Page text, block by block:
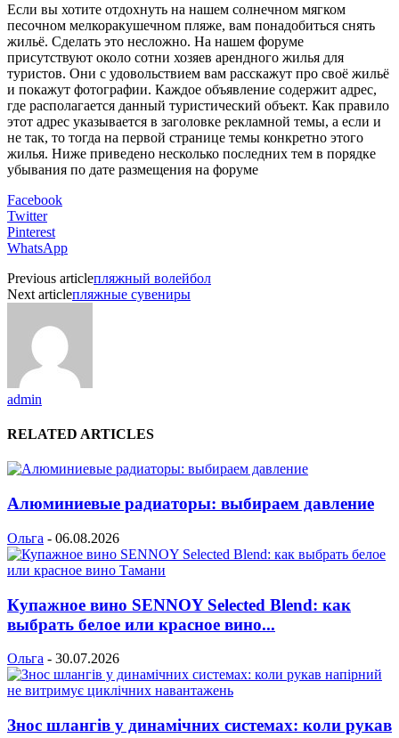
Если вы хотите отдохнуть на нашем солнечном мягком
песочном мелкоракушечном пляже, вам понадобиться снять
жильё. Сделать это несложно. На нашем форуме
присутствуют около сотни хозяев арендного жилья для
туристов. Они с удовольствием вам расскажут про своё жильё
и покажут фотографии. Каждое объявление содержит адрес,
где располагается данный туристический объект. Как правило
этот адрес указывается в заголовке рекламной темы, а если и
не так, то тогда на первой странице темы конкретно этого
жилья. Ниже приведено несколько последних тем в порядке
убывания по дате размещения на форуме
Facebook
Twitter
Pinterest
WhatsApp
Previous articleпляжный волейбол
Next articleпляжные сувениры
admin
RELATED ARTICLES
Алюминиевые радиаторы: выбираем давление
Ольга - 06.08.2026
Купажное вино SENNOY Selected Blend: как
выбрать белое или красное вино...
Ольга - 30.07.2026
Знос шлангів у динамічних системах: коли рукав